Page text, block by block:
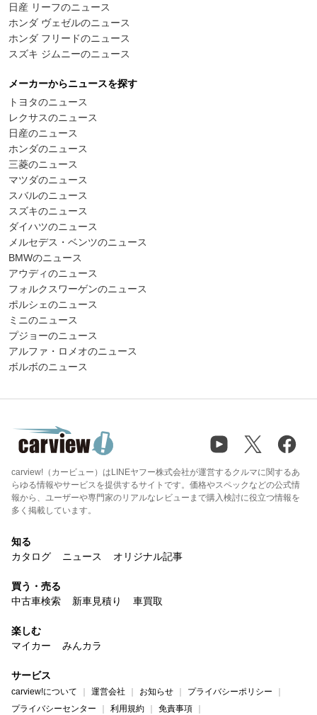
日産 リーフのニュース
ホンダ ヴェゼルのニュース
ホンダ フリードのニュース
スズキ ジムニーのニュース
メーカーからニュースを探す
トヨタのニュース
レクサスのニュース
日産のニュース
ホンダのニュース
三菱のニュース
マツダのニュース
スバルのニュース
スズキのニュース
ダイハツのニュース
メルセデス・ベンツのニュース
BMWのニュース
アウディのニュース
フォルクスワーゲンのニュース
ポルシェのニュース
ミニのニュース
プジョーのニュース
アルファ・ロメオのニュース
ボルボのニュース
carview!（カービュー）はLINEヤフー株式会社が運営するクルマに関するあ
らゆる情報やサービスを提供するサイトです。価格やスペックなどの公式情
報から、ユーザーや専門家のリアルなレビューまで購入検討に役立つ情報を
多く掲載しています。
知る
カタログ
ニュース オリジナル記事
買う・売る
中古車検索
新車見積り 車買取
楽しむ
マイカー
みんカラ
サービス
carview!について 運営会社 お知らせ
プライバシーポリシー
プライバシーセンター
利用規約 免責事項